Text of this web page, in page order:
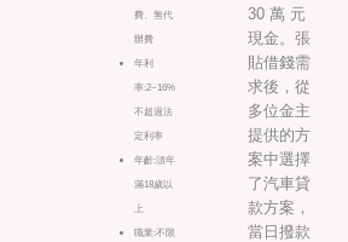
費、無代
辦費
年利
率:2~16%
不超過法
定利率
年齡:須年
滿18歲以
上
職業:不限
30 萬 元
現金。張
貼借錢需
求後，從
多位金主
提供的方
案中選擇
了汽車貸
款方案，
當日撥款